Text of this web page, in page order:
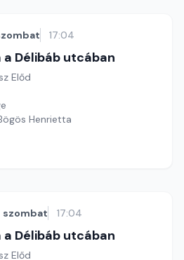
17:04
a Délibáb utcában
Előd
Henrietta
szombat 17:04
a Délibáb utcában
Előd